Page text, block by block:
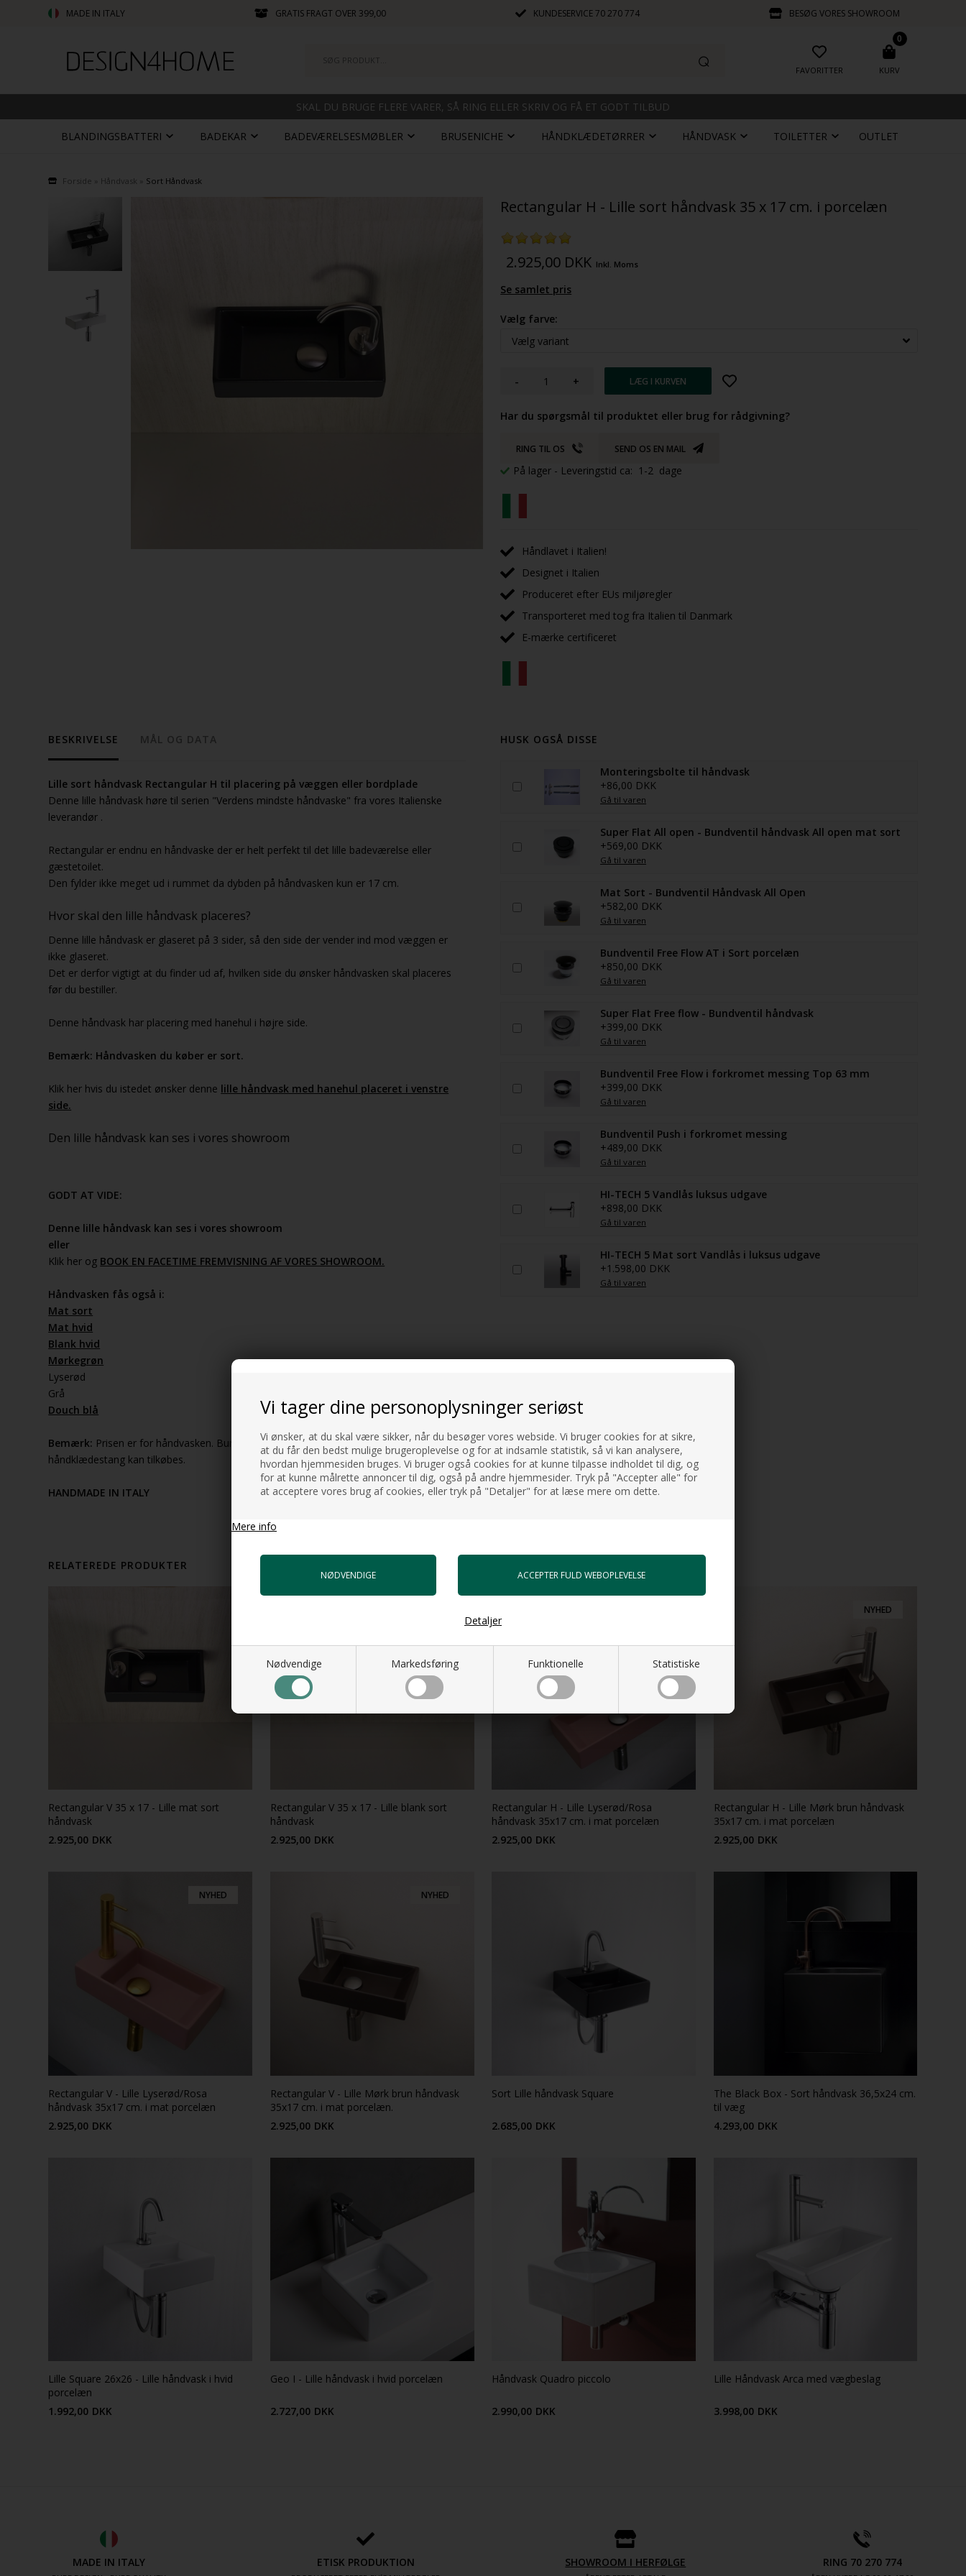
Vi tager dine personoplysninger seriøst
Vi ønsker, at du skal være sikker, når du besøger vores webside. Vi bruger cookies for at sikre,
at du får den bedst mulige brugeroplevelse og for at indsamle statistik, så vi kan analysere,
hvordan hjemmesiden bruges. Vi bruger også cookies for at kunne tilpasse indholdet til dig, og
for at kunne målrette annoncer til dig, også på andre hjemmesider. Tryk på "Accepter alle" for
at acceptere vores brug af cookies, eller tryk på "Detaljer" for at læse mere om dette.
Mere info
Nødvendige Markedsføring Funktionelle Statistiske
Detaljer
MADE IN ITALY GRATIS FRAGT OVER 399,00 KUNDESERVICE70 270 774 BESØG VORES SHOWROOM
FAVORITTER
0
KURV
SKAL DU BRUGE FLERE VARER, SÅ RING ELLER SKRIV OG FÅ ET GODT TILBUD
BLANDINGSBATTERI BADEKAR BADEVÆRELSESMØBLER BRUSENICHE HÅNDKLÆDETØRRER HÅNDVASK TOILETTER OUTLET
Forside Håndvask Sort Håndvask
Rectangular H - Lille sort håndvask 35 x 17 cm. i porcelæn
2.925,00 DKK Inkl. Moms
Se samlet pris
Vælg farve:
- +
Har du spørgsmål til produktet eller brug for rådgivning?
RING TIL OS SEND OS EN MAIL
På lager - Leveringstid ca: 1-2 dage
Håndlavet i Italien!
Designet i Italien
Produceret efter EUs miljøregler
Transporteret med tog fra Italien til Danmark
E-mærke certificeret
BESKRIVELSE MÅL OG DATA
Lille sort håndvask Rectangular H til placering på væggen eller bordplade
Denne lille håndvask høre til serien "Verdens mindste håndvaske" fra vores Italienske
leverandør .
Rectangular er endnu en håndvaske der er helt perfekt til det lille badeværelse eller
gæstetoilet.
Den fylder ikke meget ud i rummet da dybden på håndvasken kun er 17 cm.
Hvor skal den lille håndvask placeres?
Denne lille håndvask er glaseret på 3 sider, så den side der vender ind mod væggen er
ikke glaseret.
Det er derfor vigtigt at du finder ud af, hvilken side du ønsker håndvasken skal placeres
før du bestiller.
Denne håndvask har placering med hanehul i højre side.
Bemærk: Håndvasken du køber er sort.
Klik her hvis du istedet ønsker denne lille håndvask med hanehul placeret i venstre
side.
Den lille håndvask kan ses i vores showroom
GODT AT VIDE:
Denne lille håndvask kan ses i vores showroom
eller
Klik her og BOOK EN FACETIME FREMVISNING AF VORES SHOWROOM.
Håndvasken fås også i:
Mat sort
Mat hvid
Blank hvid
Mørkegrøn
Lyserød
Grå
Douch blå
Bemærk: Prisen er for håndvasken. Bundventil, Vandlås, Blandingsbatteri og
håndklædestang kan tilkøbes.
HANDMADE IN ITALY
HUSK OGSÅ DISSE
Monteringsbolte til håndvask
+86,00 DKK
Gå til varen
Super Flat All open - Bundventil håndvask All open mat sort
+569,00 DKK
Gå til varen
Mat Sort - Bundventil Håndvask All Open
+582,00 DKK
Gå til varen
Bundventil Free Flow AT i Sort porcelæn
+850,00 DKK
Gå til varen
Super Flat Free flow - Bundventil håndvask
+399,00 DKK
Gå til varen
Bundventil Free Flow i forkromet messing Top 63 mm
+399,00 DKK
Gå til varen
Bundventil Push i forkromet messing
+489,00 DKK
Gå til varen
HI-TECH 5 Vandlås luksus udgave
+898,00 DKK
Gå til varen
HI-TECH 5 Mat sort Vandlås i luksus udgave
+1.598,00 DKK
Gå til varen
RELATEREDE PRODUKTER
Rectangular V 35 x 17 - Lille mat sort
håndvask
2.925,00 DKK
Rectangular V 35 x 17 - Lille blank sort
håndvask
2.925,00 DKK
Rectangular H - Lille Lyserød/Rosa
håndvask 35x17 cm. i mat porcelæn
2.925,00 DKK
NYHED
Rectangular H - Lille Mørk brun håndvask
35x17 cm. i mat porcelæn
2.925,00 DKK
NYHED
Rectangular V - Lille Lyserød/Rosa
håndvask 35x17 cm. i mat porcelæn
2.925,00 DKK
NYHED
Rectangular V - Lille Mørk brun håndvask
35x17 cm. i mat porcelæn.
2.925,00 DKK
Sort Lille håndvask Square
2.685,00 DKK
The Black Box - Sort håndvask 36,5x24 cm.
til væg
4.293,00 DKK
Lille Square 26x26 - Lille håndvask i hvid
porcelæn
1.992,00 DKK
Geo I - Lille håndvask i hvid porcelæn
2.727,00 DKK
Håndvask Quadro piccolo
2.990,00 DKK
Lille Håndvask Arca med vægbeslag
3.998,00 DKK
MADE IN ITALY ETISK PRODUKTION SHOWROOM I HERFØLGE RING 70 270 774